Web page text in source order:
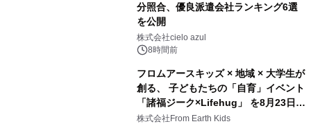
分照合、優良派遣会社ランキング6選
を公開
株式会社cielo azul
8時間前
フロムアースキッズ × 地域 × 大学生が
創る、 子どもたちの「自育」イベント
「諸福ジーク×Lifehug」 を8月23日
(日)開催
株式会社From Earth Kids